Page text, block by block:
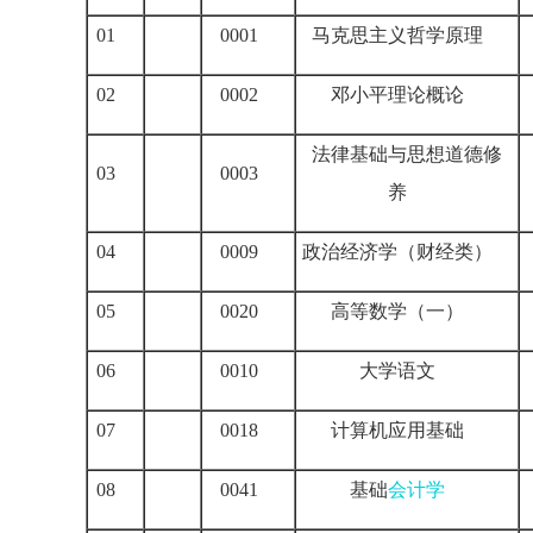
01 0001 马克思主义哲学原理
02 0002 邓小平理论概论
03 0003
法律基础与思想道德修
养
04 0009 政治经济学（财经类）
05 0020 高等数学（一）
06 0010 大学语文
07 0018 计算机应用基础
08 0041 基础会计学